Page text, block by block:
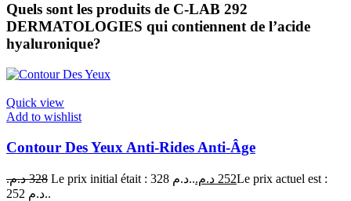
Quels sont les produits de C-LAB 292
DERMATOLOGIES qui contiennent de l’acide
hyaluronique?
Quick view
Add to wishlist
Contour Des Yeux Anti-Rides Anti-Âge
328 د.م. Le prix initial était : 328 د.م.. 252 د.م.
Le prix actuel est :
252 د.م..